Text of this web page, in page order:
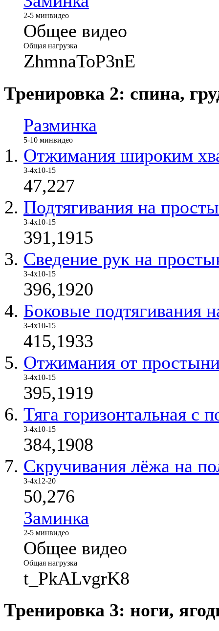
2-5 минвидео
Общее видео
Общая нагрузка
ZhmnaToP3nE
Тренировка 2: спина,
Разминка
5-10 минвидео
Отжимания широким
3-4х10-15
47,227
Подтягивания на
3-4х10-15
391,1915
Сведение рук на
3-4х10-15
396,1920
Боковые подтягивания
3-4х10-15
415,1933
Отжимания от
3-4х10-15
395,1919
Тяга горизонтальная с
3-4х10-15
384,1908
Скручивания лёжа на
3-4х12-20
50,276
Заминка
2-5 минвидео
Общее видео
Общая нагрузка
t_PkALvgrK8
Тренировка 3: ноги,